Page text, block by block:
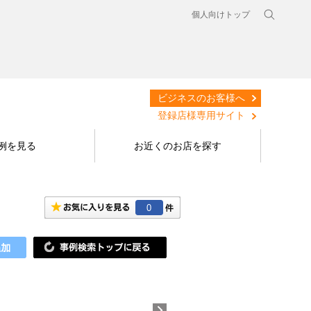
個人向けトップ
ビジネスのお客様へ
登録店様専用サイト
を見る お近くのお店を探す
0